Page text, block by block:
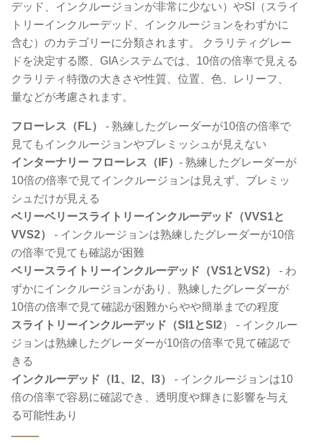
デッド、インクルージョンが非常に少ない）やSI（スライ
トリーインクルーデッド、インクルージョンをわずかに
含む）のカテゴリーに分類されます。 クラリティグレー
ドを決定する際、GIAシステムでは、10倍の倍率で見える
クラリティ特徴の大きさや性質、位置、色、レリーフ、
量などが考慮されます。
フローレス（FL） - 熟練したグレーダーが10倍の倍率で
見てもインクルージョンやブレミッシュが見えない
インターナリー フローレス（IF） - 熟練したグレーダーが
10倍の倍率で見てインクルージョンは見えず、ブレミッ
シュだけが見える
ベリーベリースライトリーインクルーデッド（VVS1と
VVS2）
- インクルージョンは熟練したグレーダーが10倍
の倍率で見ても確認が困難
ベリースライトリーインクルーデッド（VS1とVS2） - わ
ずかにインクルージョンがあり、熟練したグレーダーが
10倍の倍率で見て確認が困難からやや簡単までの程度
スライトリーインクルーデッド（SI1とSI2） - インクルー
ジョンは熟練したグレーダーが10倍の倍率で見て確認で
きる
インクルーデッド（I1、I2、I3）
- インクルージョンは10
倍の倍率で容易に確認でき、透明度や輝きに影響を与え
る可能性あり